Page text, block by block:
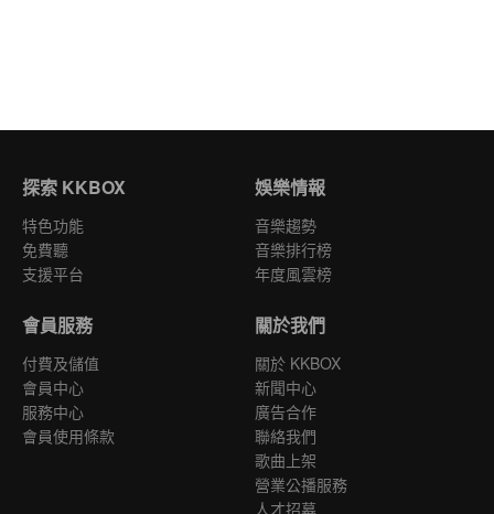
探索 KKBOX
特色功能
免費聽
支援平台
娛樂情報
音樂趨勢
音樂排行榜
年度風雲榜
會員服務
付費及儲值
會員中心
服務中心
會員使用條款
關於我們
關於 KKBOX
新聞中心
廣告合作
聯絡我們
歌曲上架
營業公播服務
人才招募